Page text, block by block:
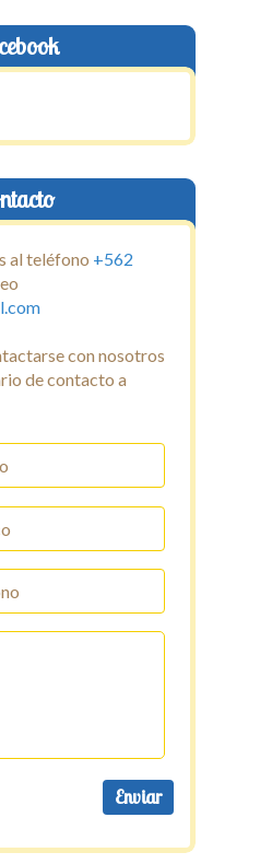
al teléfono +562
con nosotros
de contacto a